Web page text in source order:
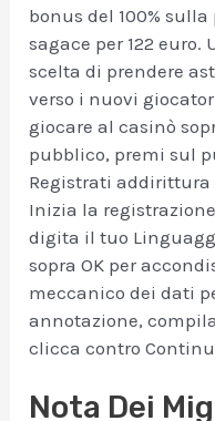
bonus del 100%
sagace per 122
scelta di prendere
verso i nuovi
giocare al casinò
pubblico, premi sul
Registrati addirittura
Inizia la
digita il tuo
sopra OK per
meccanico dei dati
annotazione,
clicca contro
Nota Dei